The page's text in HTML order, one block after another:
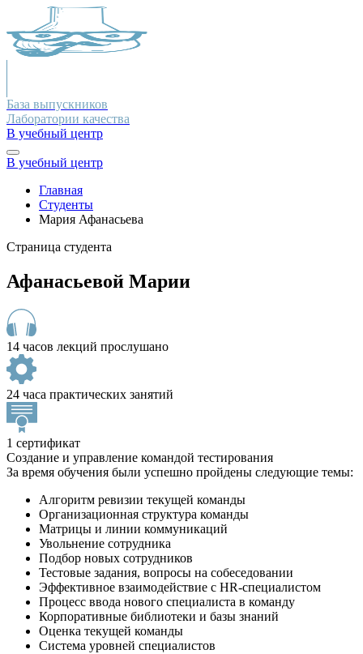
База выпускников
Лаборатории качества
В учебный центр
В учебный центр
Главная
Студенты
Мария Афанасьева
Страница студента
Афанасьевой Марии
14 часов лекций прослушано
24 часа практических занятий
1 сертификат
Создание и управление командой тестирования
За время обучения были успешно пройдены следующие темы:
Алгоритм ревизии текущей команды
Организационная структура команды
Матрицы и линии коммуникаций
Увольнение сотрудника
Подбор новых сотрудников
Тестовые задания, вопросы на собеседовании
Эффективное взаимодействие с HR-специалистом
Процесс ввода нового специалиста в команду
Корпоративные библиотеки и базы знаний
Оценка текущей команды
Система уровней специалистов